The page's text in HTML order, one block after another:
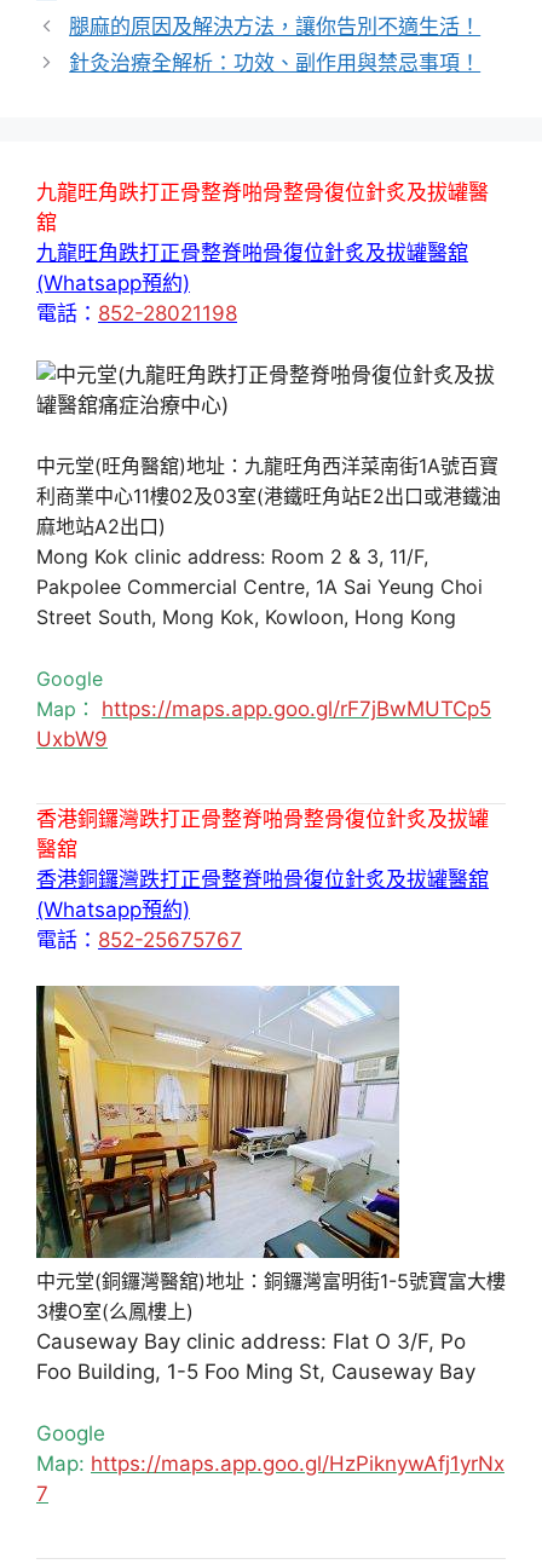
腿麻的原因及解決方法，讓你告別不適生活！
針灸治療全解析：功效、副作用與禁忌事項！
九龍旺角跌打正骨整脊啪骨整骨復位針炙及拔罐醫
舘
九龍旺角跌打正骨整脊啪骨復位針炙及拔罐醫舘
(Whatsapp預約)
電話： 852-28021198
中元堂(旺角醫舘)地址：九龍旺角西洋菜南街1A號百寶
利商業中心11樓02及03室(港鐵旺角站E2出口或港鐵油
麻地站A2出口)
Mong Kok clinic address: Room 2 & 3, 11/F,
Pakpolee Commercial Centre, 1A Sai Yeung Choi
Street South, Mong Kok, Kowloon, Hong Kong
Google
Map： https://maps.app.goo.gl/rF7jBwMUTCp5
UxbW9
香港銅鑼灣跌打正骨整脊啪骨整骨復位針炙及拔罐
醫舘
香港銅鑼灣跌打正骨整脊啪骨復位針炙及拔罐醫舘
(Whatsapp預約)
電話： 852-25675767
中元堂(銅鑼灣醫舘)地址：銅鑼灣富明街1-5號寶富大樓
3樓O室(么鳳樓上)
Causeway Bay clinic address: Flat O 3/F, Po
Foo Building, 1-5 Foo Ming St, Causeway Bay
Google
Map: https://maps.app.goo.gl/HzPiknywAfj1yrNx
7